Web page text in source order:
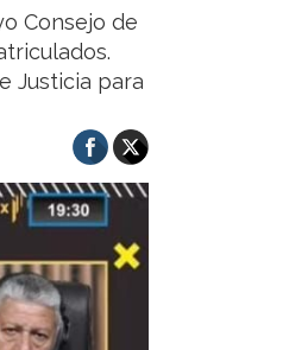
Consejo de
Justicia para